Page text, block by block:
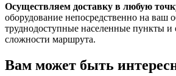
Осуществляем доставку в любую
оборудование непосредственно на ваш
труднодоступные населенные пункты и
сложности маршрута.
Вам может быть